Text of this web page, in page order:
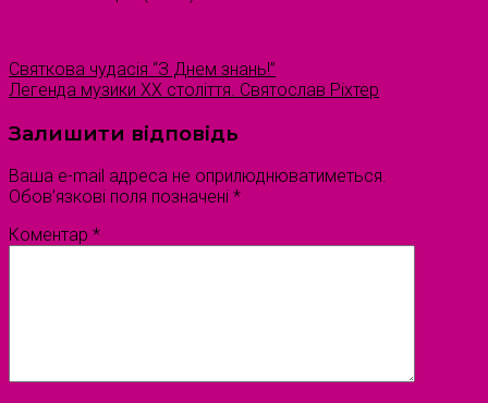
Святкова чудасія “З Днем знань!”
Легенда музики XX століття. Святослав Ріхтер
Залишити відповідь
Ваша e-mail адреса не оприлюднюватиметься.
Обов’язкові поля позначені *
Коментар *